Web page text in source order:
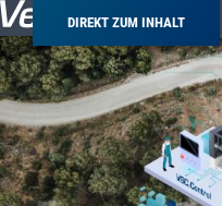
DIREKT ZUM INHALT
Pfadnavigation